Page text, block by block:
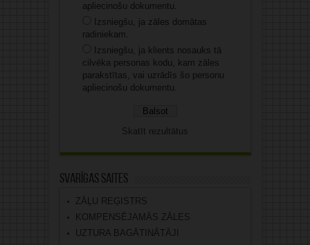
apliecinošu dokumentu.
Izsniegšu, ja zāles domātas
radiniekam.
Izsniegšu, ja klients nosauks tā
cilvēka personas kodu, kam zāles
parakstītas, vai uzrādīs šo personu
apliecinošu dokumentu.
Skatīt rezultātus
Svarīgas saites
ZĀĻU REĢISTRS
KOMPENSĒJAMĀS ZĀLES
UZTURA BAGĀTINĀTĀJI